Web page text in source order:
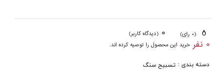
(0 رای) 0 (دیدگاه کاربر)
0 نفر خرید این محصول را توصیه کرده اند.
دسته بندی : تسبیح سنگ